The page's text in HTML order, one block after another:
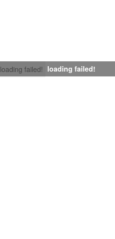
loading failed! loading failed!